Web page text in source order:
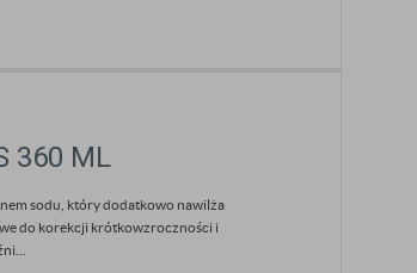
360 ML
sodu, który dodatkowo nawilża
do korekcji krótkowzroczności i